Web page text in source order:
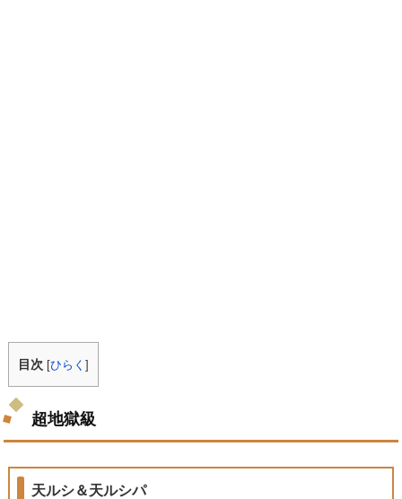
目次 [ひらく]
超地獄級
天ルシ＆天ルシパ